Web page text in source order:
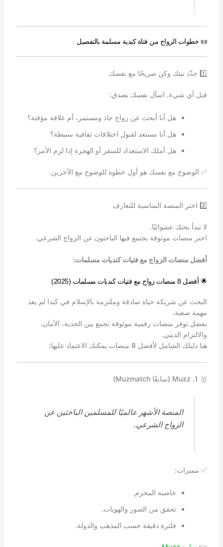
📜 خطوات الزواج من فتاة كندية مسلمة بالتفصيل
1️⃣ حدّد نيتك وكن صريحًا مع نفسك
قبل أي شيء، اسأل نفسك بصدق:
هل أنا أبحث عن زواج جاد ومستمر، أم علاقة مؤقتة؟
هل أنا مستعد لقبول اختلافات ثقافية بسيطة؟
هل أملك الاستعداد للسفر أو الهجرة إذا لزم الأمر؟
✅ الوضوح مع نفسك هو أول خطوة للوضوح مع الآخرين.
2️⃣ اختر المنصة المناسبة للتعارف
لا تبدأ بحثك عشوائيًا.
اختر منصات موثوقة يجتمع فيها الباحثون عن الزواج الشرعي.
أفضل منصات الزواج مع فتيات كنديات مسلمات:
🌟 أفضل 8 منصات زواج مع فتيات كنديات مسلمات (2025)
البحث عن شريكة حياة صادقة وملتزمة بالإسلام في كندا لم يعد
مهمة صعبة،
بفضل توفر منصات رقمية موثوقة تجمع بين الجدية، الأمان،
والالتزام الديني.
هنا دليلك الشامل لأفضل 8 منصات يمكنك الاعتماد عليها:
🥇 1. Muzz (سابقًا Muzmatch)
المنصة الأشهر عالميًا للمسلمين الباحثين عن
الزواج الشرعي.
✅ مميزات:
خاصية المحرم.
تحقق من الصور والهويات.
فلترة دقيقة حسب المذهب والدولة.